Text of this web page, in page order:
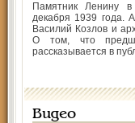
Памятник Ленину
декабря 1939 года.
Василий Козлов и
О том, что
рассказывается в
Видео